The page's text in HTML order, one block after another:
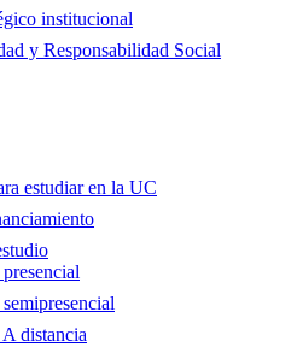
institucional
y Responsabilidad Social
estudiar en la UC
distancia